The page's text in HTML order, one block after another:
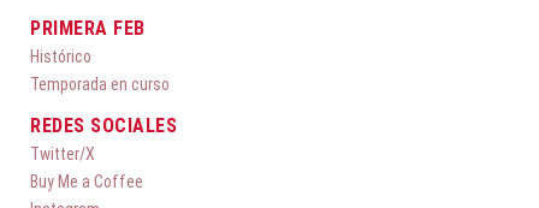
PRIMERA FEB
Histórico
Temporada en curso
REDES SOCIALES
Twitter/X
Buy Me a Coffee